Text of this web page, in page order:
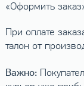
«Оформить
При оплате
талон от
Важно: